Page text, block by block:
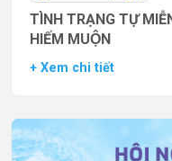
TÌNH TRẠNG TỰ
HIẾM MUỘN
+ Xem chi tiết